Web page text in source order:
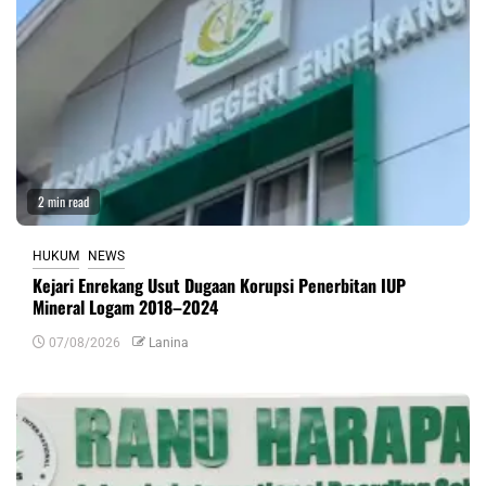
2 min read
HUKUM NEWS
Kejari Enrekang Usut Dugaan Korupsi Penerbitan IUP
Mineral Logam 2018–2024
07/08/2026 Lanina